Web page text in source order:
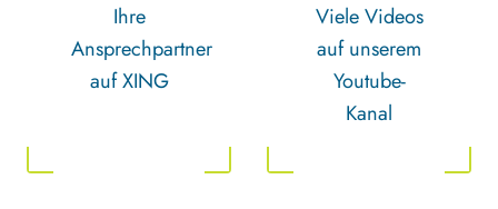
Ihre
Ansprechpartner
auf XING
Viele Videos
auf unserem
Youtube-
Kanal